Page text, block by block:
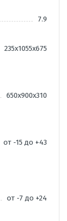
7.9
235х1055х675
650х900х310
от -15 до +43
от -7 до +24